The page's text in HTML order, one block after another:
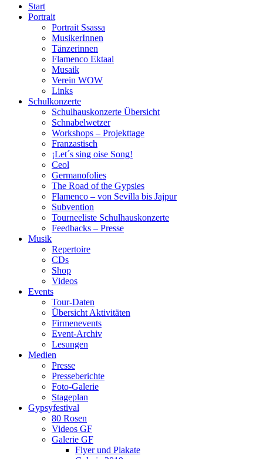
Start
Portrait
Portrait Ssassa
MusikerInnen
Tänzerinnen
Flamenco Ektaal
Musaik
Verein WOW
Links
Schulkonzerte
Schulhauskonzerte Übersicht
Schnabelwetzer
Workshops – Projekttage
Franzastisch
¡Let´s sing oise Song!
Ceol
Germanofolies
The Road of the Gypsies
Flamenco – von Sevilla bis Jajpur
Subvention
Tourneeliste Schulhauskonzerte
Feedbacks – Presse
Musik
Repertoire
CDs
Shop
Videos
Events
Tour-Daten
Übersicht Aktivitäten
Firmenevents
Event-Archiv
Lesungen
Medien
Presse
Presseberichte
Foto-Galerie
Stageplan
Gypsyfestival
80 Rosen
Videos GF
Galerie GF
Flyer und Plakate